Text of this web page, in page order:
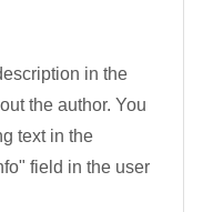
in the
the author. You
text in the
field in the user